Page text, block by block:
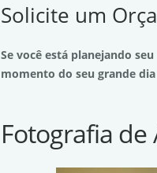
Solicite um
Se você está planejando
momento do seu grande
Fotografia